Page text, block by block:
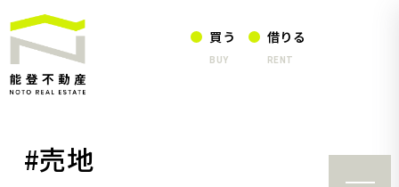
買う
BUY
借りる
RENT
#売地